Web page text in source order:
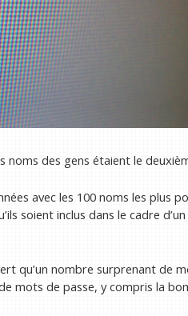
noms des gens étaient le
avec les 100 noms les plus
soient inclus dans le cadre
qu’un nombre surprenant de
mots de passe, y compris la